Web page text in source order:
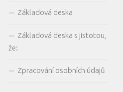
Základová deska
Základová deska s jistotou,
že:
Zpracování osobních údajů